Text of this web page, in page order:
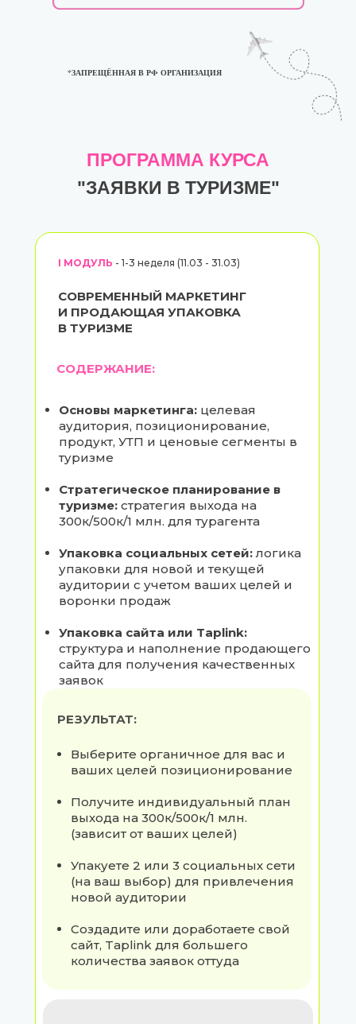
*ЗАПРЕЩЁННАЯ В РФ ОРГАНИЗАЦИЯ
ПРОГРАММА КУРСА
"ЗАЯВКИ В ТУРИЗМЕ"
I МОДУЛЬ - 1-3 неделя (11.03 - 31.03)
СОВРЕМЕННЫЙ МАРКЕТИНГ
И ПРОДАЮЩАЯ УПАКОВКА
В ТУРИЗМЕ
СОДЕРЖАНИЕ:
Основы маркетинга: целевая
аудитория, позиционирование,
продукт, УТП и ценовые сегменты в
туризме
Стратегическое планирование в
туризме: стратегия выхода на
300к/500к/1 млн. для турагента
Упаковка социальных сетей:логика
упаковки для новой и текущей
аудитории с учетом ваших целей и
воронки продаж
Упаковка сайта или Taplink:
структура и наполнение продающего
сайта для получения качественных
заявок
РЕЗУЛЬТАТ:
Выберите органичное для вас и
ваших целей позиционирование
Получите индивидуальный план
выхода на 300к/500к/1 млн.
(зависит от ваших целей)
Упакуете 2 или 3 социальных сети
(на ваш выбор) для привлечения
новой аудитории
Создадите или доработаете свой
сайт, Taplink для большего
количества заявок оттуда